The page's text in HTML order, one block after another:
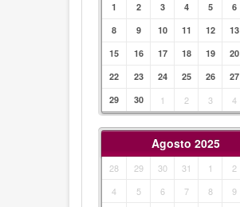
1 2 3 4 5 6
8
9 10 11 12 13
15
16 17 18 19 20
22
23 24 25 26 27
29
30 1 2 3 4
Agosto 2025
28 29 30 31 1 2
4
5 6 7 8 9